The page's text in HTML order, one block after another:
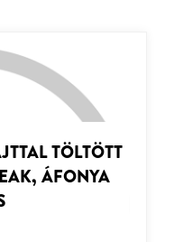
TÖLTÖTT
ÁFONYA